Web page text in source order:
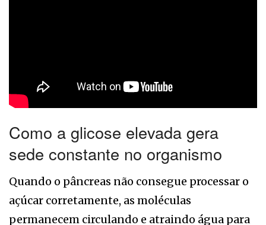
Como a glicose elevada gera
sede constante no organismo
Quando o pâncreas não consegue processar o
açúcar corretamente, as moléculas
permanecem circulando e atraindo água para